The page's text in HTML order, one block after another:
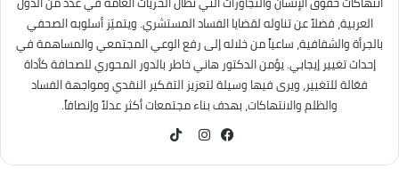
العربية، فضلاً عن تناوله لقضايا الفساد المستشري. ويتميّز أسلوبه الصحفي
بالجرأة والشفافية، ساعياً من خلاله إلى رفع الوعي المجتمعي والمساهمة في
إحداث تغيير إيجابي. يؤمن الدكتور هاني خاطر بالدور المحوري للصحافة كأداة
فعّالة للتغيير، ويرى فيها وسيلة لتعزيز التفكير النقدي ومواجهة الفساد
والظلم والانتهاكات، بهدف بناء مجتمعات أكثر عدلاً وإنصافاً.